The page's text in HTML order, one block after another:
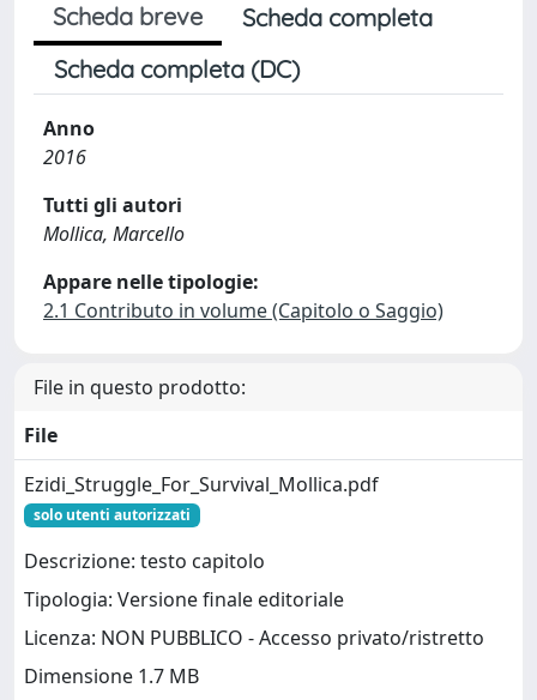
Scheda breve
Scheda completa
Scheda completa (DC)
Anno
2016
Tutti gli autori
Mollica, Marcello
Appare nelle tipologie:
2.1 Contributo in volume (Capitolo o Saggio)
File in questo prodotto:
File
Ezidi_Struggle_For_Survival_Mollica.pdf
solo utenti autorizzati
Descrizione: testo capitolo
Tipologia: Versione finale editoriale
Licenza: NON PUBBLICO - Accesso privato/ristretto
Dimensione 1.7 MB